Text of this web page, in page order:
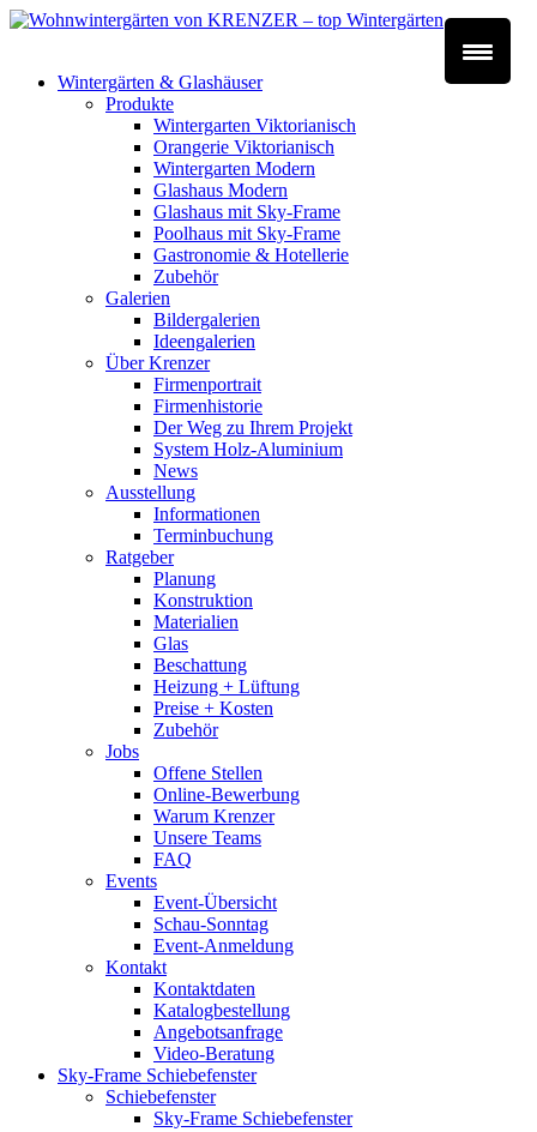
Wintergärten & Glashäuser
Produkte
Wintergarten Viktorianisch
Orangerie Viktorianisch
Wintergarten Modern
Glashaus Modern
Glashaus mit Sky-Frame
Poolhaus mit Sky-Frame
Gastronomie & Hotellerie
Zubehör
Galerien
Bildergalerien
Ideengalerien
Über Krenzer
Firmenportrait
Firmenhistorie
Der Weg zu Ihrem Projekt
System Holz-Aluminium
News
Ausstellung
Informationen
Terminbuchung
Ratgeber
Planung
Konstruktion
Materialien
Glas
Beschattung
Heizung + Lüftung
Preise + Kosten
Zubehör
Jobs
Offene Stellen
Online-Bewerbung
Warum Krenzer
Unsere Teams
FAQ
Events
Event-Übersicht
Schau-Sonntag
Event-Anmeldung
Kontakt
Kontaktdaten
Katalogbestellung
Angebotsanfrage
Video-Beratung
Sky-Frame Schiebefenster
Schiebefenster
Sky-Frame Schiebefenster